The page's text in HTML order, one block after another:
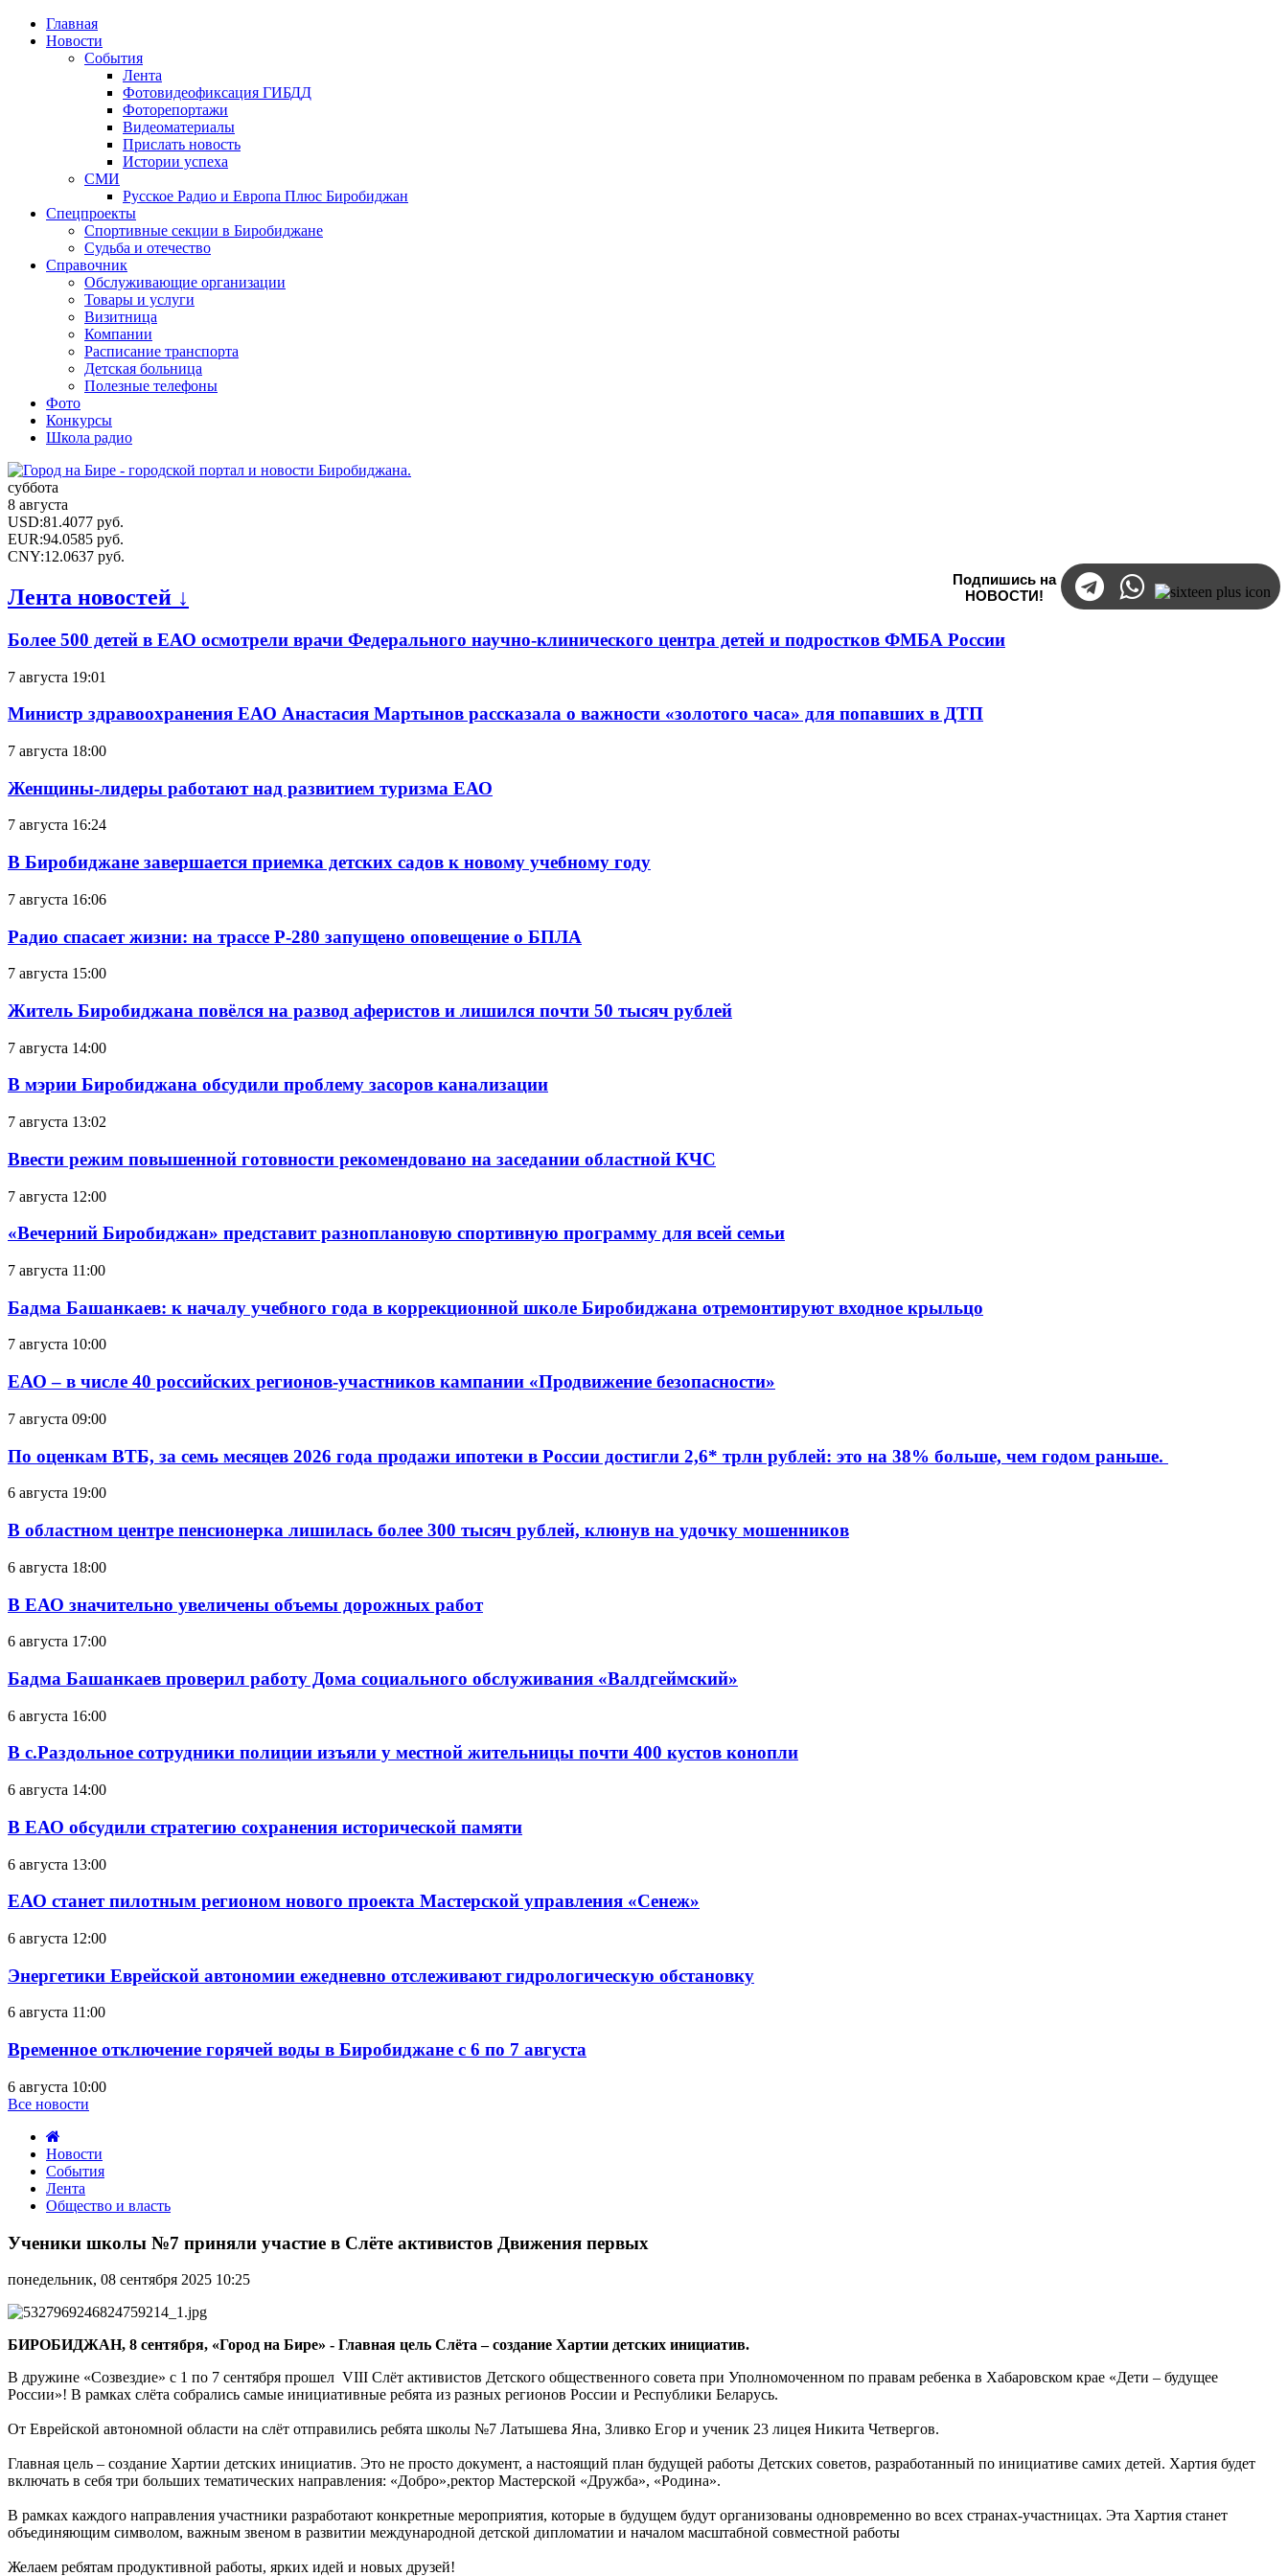
Главная
Новости
События
Лента
Фотовидеофиксация ГИБДД
Фоторепортажи
Видеоматериалы
Прислать новость
Истории успеха
СМИ
Русское Радио и Европа Плюс Биробиджан
Спецпроекты
Спортивные секции в Биробиджане
Судьба и отечество
Справочник
Обслуживающие организации
Товары и услуги
Визитница
Компании
Расписание транспорта
Детская больница
Полезные телефоны
Фото
Конкурсы
Школа радио
суббота
8 августа
USD:81.4077 руб.
EUR:94.0585 руб.
CNY:12.0637 руб.
Подпишись на
НОВОСТИ!
Лента новостей ↓
Более 500 детей в ЕАО осмотрели врачи Федерального научно-клинического центра детей и подростков ФМБА России
7 августа 19:01
Министр здравоохранения ЕАО Анастасия Мартынов рассказала о важности «золотого часа» для попавших в ДТП
7 августа 18:00
Женщины-лидеры работают над развитием туризма ЕАО
7 августа 16:24
В Биробиджане завершается приемка детских садов к новому учебному году
7 августа 16:06
Радио спасает жизни: на трассе Р-280 запущено оповещение о БПЛА
7 августа 15:00
Житель Биробиджана повёлся на развод аферистов и лишился почти 50 тысяч рублей
7 августа 14:00
В мэрии Биробиджана обсудили проблему засоров канализации
7 августа 13:02
Ввести режим повышенной готовности рекомендовано на заседании областной КЧС
7 августа 12:00
«Вечерний Биробиджан» представит разноплановую спортивную программу для всей семьи
7 августа 11:00
Бадма Башанкаев: к началу учебного года в коррекционной школе Биробиджана отремонтируют входное крыльцо
7 августа 10:00
ЕАО – в числе 40 российских регионов-участников кампании «Продвижение безопасности»
7 августа 09:00
По оценкам ВТБ, за семь месяцев 2026 года продажи ипотеки в России достигли 2,6* трлн рублей: это на 38% больше, чем годом раньше.
6 августа 19:00
В областном центре пенсионерка лишилась более 300 тысяч рублей, клюнув на удочку мошенников
6 августа 18:00
В ЕАО значительно увеличены объемы дорожных работ
6 августа 17:00
Бадма Башанкаев проверил работу Дома социального обслуживания «Валдгеймский»
6 августа 16:00
В с.Раздольное сотрудники полиции изъяли у местной жительницы почти 400 кустов конопли
6 августа 14:00
В ЕАО обсудили стратегию сохранения исторической памяти
6 августа 13:00
ЕАО станет пилотным регионом нового проекта Мастерской управления «Сенеж»
6 августа 12:00
Энергетики Еврейской автономии ежедневно отслеживают гидрологическую обстановку
6 августа 11:00
Временное отключение горячей воды в Биробиджане с 6 по 7 августа
6 августа 10:00
Все новости
Новости
События
Лента
Общество и власть
школы
приняли
участие
в
активистов
первых
Ученики школы №7 приняли участие в Слёте активистов Движения первых
понедельник, 08 сентября 2025 10:25
БИРОБИДЖАН, 8 сентября, «Город на Бире» - Главная цель Слёта – создание Хартии детских инициатив.
В дружине «Созвездие» с 1 по 7 сентября прошел VIII Слёт активистов Детского общественного совета при Уполномоченном по правам ребенка в Хабаровском крае «Дети – будущее
России»! В рамках слёта собрались самые инициативные ребята из разных регионов России и Республики Беларусь.
От Еврейской автономной области на слёт отправились ребята школы №7 Латышева Яна, Зливко Егор и ученик 23 лицея Никита Четвергов.
Главная цель – создание Хартии детских инициатив. Это не просто документ, а настоящий план будущей работы Детских советов, разработанный по инициативе самих детей. Хартия будет
включать в себя три больших тематических направления: «Добро»,ректор Мастерской «Дружба», «Родина».
В рамках каждого направления участники разработают конкретные мероприятия, которые в будущем будут организованы одновременно во всех странах-участницах. Эта Хартия станет
объединяющим символом, важным звеном в развитии международной детской дипломатии и началом масштабной совместной работы
Желаем ребятам продуктивной работы, ярких идей и новых друзей!